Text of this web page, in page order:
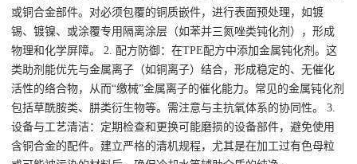
或铜合金部件。对必须包覆的铜质嵌件，进行表面预处理，如镀
锡、镀镍、或涂覆专用隔离涂层（如苯并三氮唑类钝化剂），形成
物理和化学屏障。
2. 配方防御：在TPE配方中添加金属钝化剂。这
类助剂能优先与金属离子（如铜离子）结合，形成稳定的、无催化
活性的络合物，从而“缴械”金属离子的催化能力。常见的金属钝化剂
包括草酰胺类、肼类衍生物等。需注意与主抗氧体系的协同性。
3.
设备与工艺清洁：定期检查和更换可能磨损的设备部件，避免使用
含铜合金的配件。建立严格的清机规程，尤其是在加工过有色母粒